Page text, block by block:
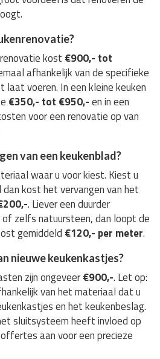
kost €900,- tot
afhankelijk van de specifieke
laat voeren. In een kleine keuken
€350,- tot €950,-en in een
voor een renovatie op van
van een keukenblad?
waar u voor kiest. Kiest u
kost het vervangen van het
. Liever een duurder
zelfs natuursteen, dan loopt de
gemiddeld €120,- per meter.
nieuwe keukenkastjes?
zijn ongeveer€900,-. Let op:
van het materiaal dat u
en het keukenbeslag.
sluitsysteem heeft invloed op
aan voor een precieze